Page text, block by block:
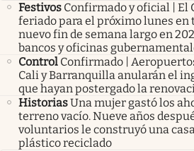
Festivos Confirmado y oficial | El
feriado para el próximo lunes en
nuevo fin de semana largo en
bancos y oficinas
Control Confirmado |
Cali y Barranquilla anularán el
que hayan postergado la
HistoriasUna mujer gastó los
terreno vacío. Nueve años
voluntarios le construyó una
plástico reciclado